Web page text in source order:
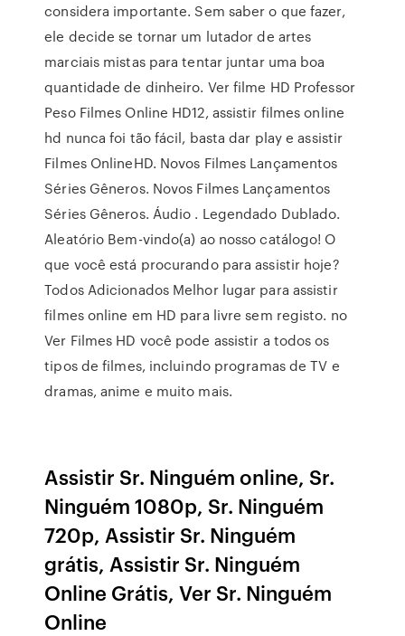
considera importante. Sem saber o que fazer,
ele decide se tornar um lutador de artes
marciais mistas para tentar juntar uma boa
quantidade de dinheiro. Ver filme HD Professor
Peso Filmes Online HD12, assistir filmes online
hd nunca foi tão fácil, basta dar play e assistir
Filmes OnlineHD. Novos Filmes Lançamentos
Séries Gêneros. Novos Filmes Lançamentos
Séries Gêneros. Áudio . Legendado Dublado.
Aleatório Bem-vindo(a) ao nosso catálogo! O
que você está procurando para assistir hoje?
Todos Adicionados Melhor lugar para assistir
filmes online em HD para livre sem registo. no
Ver Filmes HD você pode assistir a todos os
tipos de filmes, incluindo programas de TV e
dramas, anime e muito mais.
Assistir Sr. Ninguém online, Sr.
Ninguém 1080p, Sr. Ninguém
720p, Assistir Sr. Ninguém
grátis, Assistir Sr. Ninguém
Online Grátis, Ver Sr. Ninguém
Online